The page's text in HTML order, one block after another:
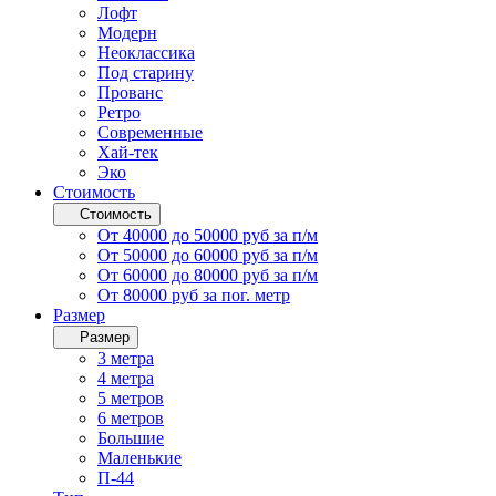
Лофт
Модерн
Неоклассика
Под старину
Прованс
Ретро
Современные
Хай-тек
Эко
Стоимость
Стоимость
От 40000 до 50000 руб за п/м
От 50000 до 60000 руб за п/м
От 60000 до 80000 руб за п/м
От 80000 руб за пог. метр
Размер
Размер
3 метра
4 метра
5 метров
6 метров
Большие
Маленькие
П-44